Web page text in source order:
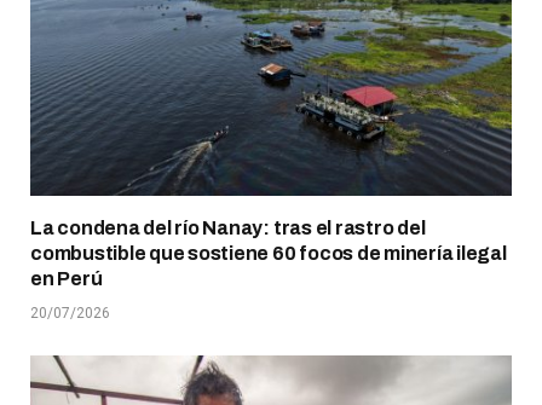
La condena del río Nanay: tras el rastro del
combustible que sostiene 60 focos de minería ilegal
en Perú
20/07/2026